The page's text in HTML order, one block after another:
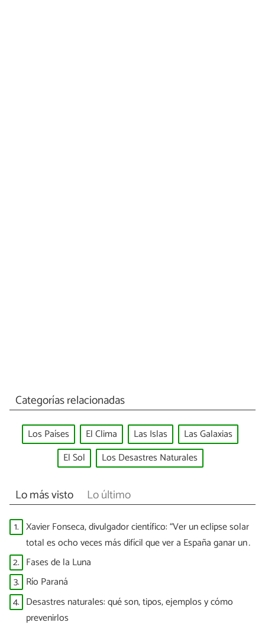
Categorías relacionadas
Los Países El Clima Las Islas
Las Galaxias
El Sol
Los Desastres Naturales
Lo más visto Lo último
1. Xavier Fonseca, divulgador científico: “Ver un eclipse solar
total es ocho veces más difícil que ver a España ganar un
Mundial”
2. Fases de la Luna
3. Río Paraná
4. Desastres naturales: qué son, tipos, ejemplos y cómo
prevenirlos